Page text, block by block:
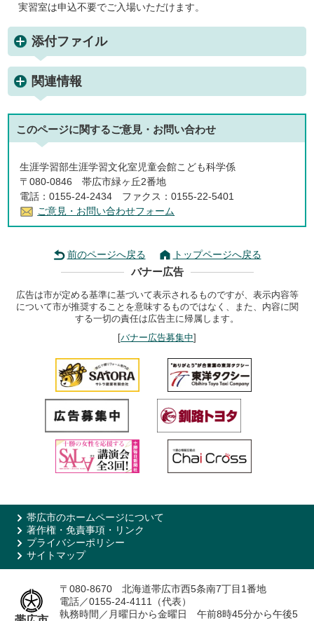
実習室は申込不要でご入場いただけます。
添付ファイル
関連情報
このページに関するご意見・お問い合わせ
生涯学習部生涯学習文化室児童会館こども科学係
〒080-0846 帯広市緑ヶ丘2番地
電話：0155-24-2434 ファクス：0155-22-5401
ご意見・お問い合わせフォーム
前のページへ戻る トップページへ戻る
バナー広告
広告は市が定める基準に基づいて表示されるものですが、表示内容等
について市が推奨することを意味するものではなく、また、内容に関
する一切の責任は広告主に帰属します。
[バナー広告募集中]
帯広市のホームページについて
著作権・免責事項・リンク
プライバシーポリシー
サイトマップ
〒080-8670 北海道帯広市西5条南7丁目1番地
電話／0155-24-4111（代表）
執務時間／月曜日から金曜日 午前8時45分から午後5